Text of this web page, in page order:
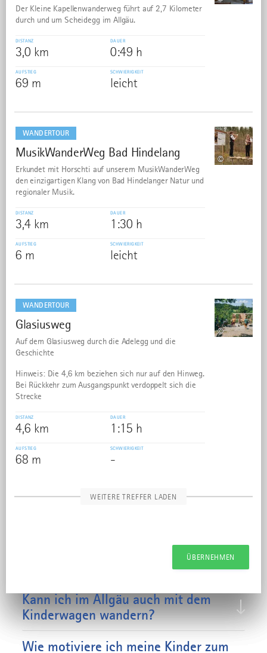
ÜBERNEHMEN
ÜBERNEHMEN
ÜBERNEHMEN
Der Kleine Kapellenwanderweg führt auf 2,7 Kilometer
durch und um Scheidegg im Allgäu.
DISTANZ
3,0 km
DAUER
0:49 h
AUFSTIEG
69 m
SCHWIERIGKEIT
leicht
WANDERTOUR
39
MusikWanderWeg Bad Hindelang
©
Erkundet mit Horschti auf unserem MusikWanderWeg
den einzigartigen Klang von Bad Hindelanger Natur und
regionaler Musik.
DISTANZ
3,4 km
DAUER
1:30 h
AUFSTIEG
6 m
SCHWIERIGKEIT
leicht
dazu
WANDERTOUR
40
Glasiusweg
©
Auf dem Glasiusweg durch die Adelegg und die
Geschichte
Hinweis: Die 4,6 km beziehen sich nur auf den Hinweg.
Bei Rückkehr zum Ausgangspunkt verdoppelt sich die
Strecke
DISTANZ
4,6 km
DAUER
1:15 h
AUFSTIEG
68 m
SCHWIERIGKEIT
-
dazu
WEITERE TREFFER LADEN
FAQ: Wandern mit
Kindern im Allgäu
Kann ich im Allgäu auch mit dem
Kinderwagen wandern?
Wie motiviere ich meine Kinder zum